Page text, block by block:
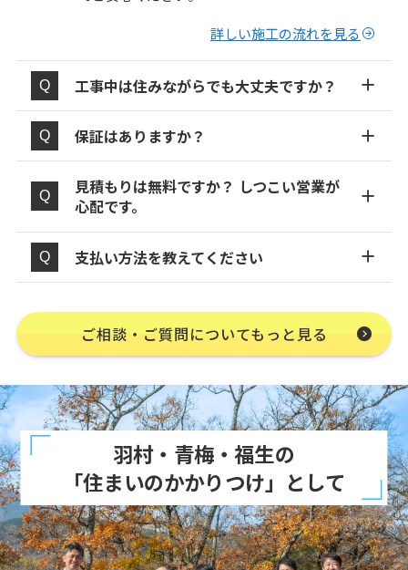
詳しい施工の流れを見る
工事中は住みながらでも大丈夫ですか？
保証はありますか？
見積もりは無料ですか？ しつこい営業が
心配です。
支払い方法を教えてください
ご相談・ご質問についてもっと見る
羽村・青梅・福生の
「住まいのかかりつけ」として